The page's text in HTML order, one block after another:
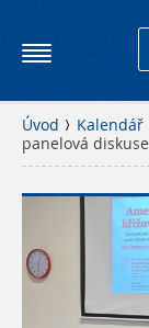
Úvod Kalendář
panelová diskuse